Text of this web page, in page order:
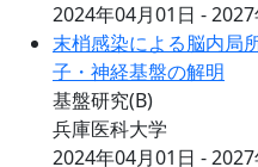
2024年04月01日 -
末梢感染による脳内局
子・神経基盤の解明
基盤研究(B)
兵庫医科大学
2024年04月01日 -